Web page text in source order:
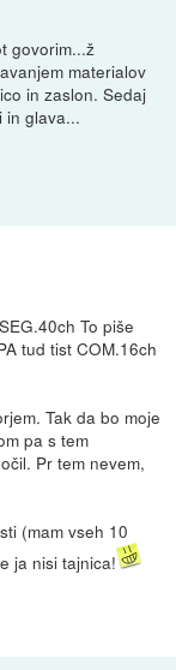
govorim...ž
materialov
in zaslon. Sedaj
in glava...
To piše
tud tist COM.16ch
Tak da bo moje
pa s tem
Pr tem nevem,
(mam vseh 10
ja nisi tajnica!